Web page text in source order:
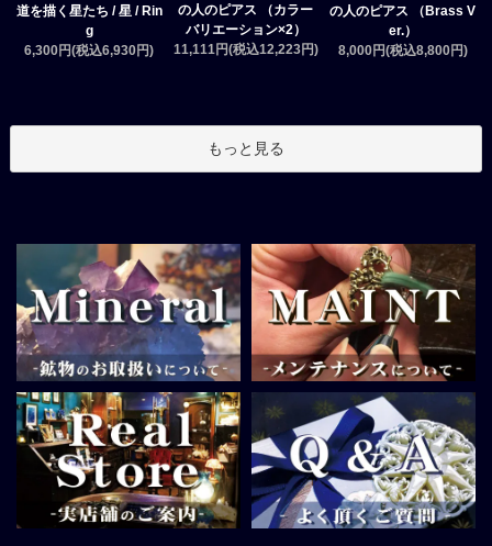
道を描く星たち / 星 / Rin
g
6,300円(税込6,930円)
の人のピアス （カラー
バリエーション×2）
11,111円(税込12,223円)
の人のピアス （Brass V
er.）
8,000円(税込8,800円)
もっと見る